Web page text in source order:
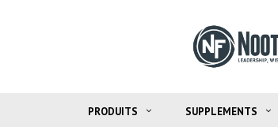
PRODUITS SUPPLEMENTS